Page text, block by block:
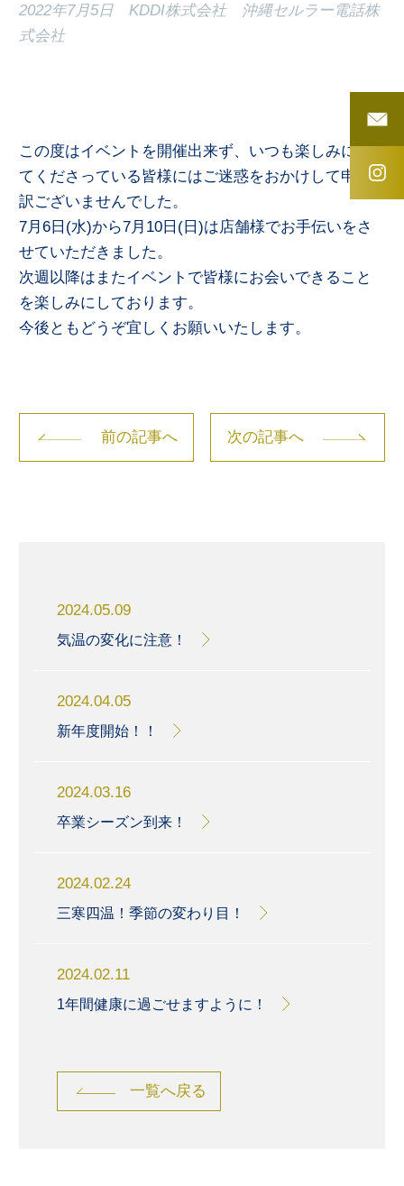
2022年7月5日 KDDI株式会社 沖縄セルラー電話株
式会社
この度はイベントを開催出来ず、いつも楽しみにし
てくださっている皆様にはご迷惑をおかけして申し
訳ございませんでした。
7月6日(水)から7月10日(日)は店舗様でお手伝いをさ
せていただきました。
次週以降はまたイベントで皆様にお会いできること
を楽しみにしております。
今後ともどうぞ宜しくお願いいたします。
前の記事へ 次の記事へ
2024.05.09
気温の変化に注意！
2024.04.05
新年度開始！！
2024.03.16
卒業シーズン到来！
2024.02.24
三寒四温！季節の変わり目！
2024.02.11
1年間健康に過ごせますように！
一覧へ戻る